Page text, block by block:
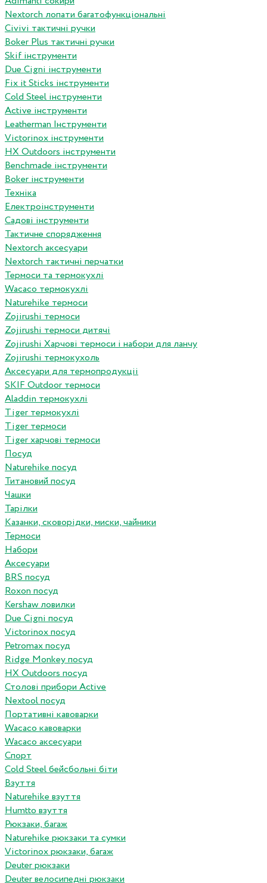
Nextorch лопати багатофункціональні
Сivivi тактичні ручки
Boker Plus тактичні ручки
Skif інструменти
Due Cigni інструменти
Fix it Sticks інструменти
Сold Steel інструменти
Active інструменти
Leatherman Інструменти
Victorinox інструменти
HX Outdoors інструменти
Benchmade інструменти
Boker інструменти
Техніка
Електроінструменти
Садові інструменти
Тактичне спорядження
Nextorch аксесуари
Nextorch тактичні перчатки
Термоси та термокухлі
Wacaco термокухлі
Naturehike термоси
Zojirushi термоси
Zojirushi термоси дитячі
Zojirushi Харчові термоси і набори для ланчу
Zojirushi термокухоль
Аксесуари для термопродукціі
SKIF Outdoor термоси
Aladdin термокухлі
Tiger термокухлі
Tiger термоси
Tiger харчові термоси
Посуд
Naturehike посуд
Титановий посуд
Чашки
Тарілки
Казанки, сковорідки, миски, чайники
Термоси
Набори
Аксесуари
BRS посуд
Roxon посуд
Kershaw ловилки
Due Cigni посуд
Victorinox посуд
Petromax посуд
Ridge Monkey посуд
HX Outdoors посуд
Столові прибори Active
Nextool посуд
Портативні кавоварки
Wacaco кавоварки
Wacaco аксесуари
Спорт
Cold Steel бейсбольні біти
Взуття
Naturehike взуття
Humtto взуття
Рюкзаки, багаж
Naturehike рюкзаки та сумки
Victorinox рюкзаки, багаж
Deuter рюкзаки
Deuter велосипедні рюкзаки